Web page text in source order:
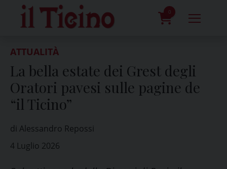
content
0
ATTUALITÀ
La bella estate dei Grest degli
Oratori pavesi sulle pagine de
“il Ticino”
di Alessandro Repossi
4 Luglio 2026